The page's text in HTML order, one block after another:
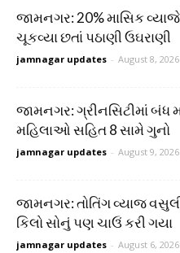
જામનગર: 20% માસિક
ચૂકવ્યા છતાં પઠાણી ઉઘરાણી
jamnagar updates - August 8, 2026
જામનગર: ગ્રીનસિટીમાં બંધ
મહિલાઓ સહિત 8 સામે ગુનો
jamnagar updates - August 9, 2026
જામનગર: તોતિંગ વ્યાજ
કિલો સોનું પણ ચાઉં કરી ગયા
jamnagar updates - August 6, 2026